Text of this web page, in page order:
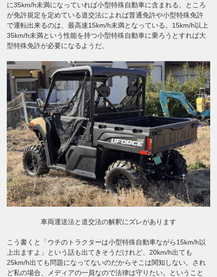
に35km/h未満になっていれば小型特殊自動車に含まれる。ところ
が免許規定を定めている道交法によれば普通免許や小型特殊免許
で運転出来るのは、最高速15km/h未満となっている。15km/h以上
35km/h未満という性能を持つ小型特殊自動車に乗ろうとすれば大
型特殊免許が必要になるようだ。
車両運送法と道交法の解釈にズレがあります
こう書くと「ウチのトラクターは小型特殊自動車ながら15km/h以
上出ますよ」という話も出てきそうだけれど、20km/h出ても
25km/h出ても問題になってないのだからそこは関知しない。され
ど私の場合、メディアの一員なので法律は守りたい。ということ